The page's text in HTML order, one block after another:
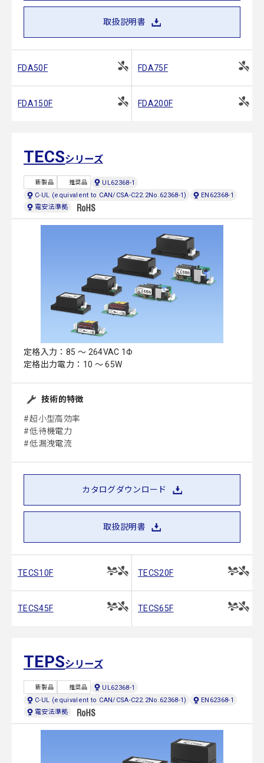
取扱説明書
FDA50F FDA75F
FDA150F FDA200F
TECSシリーズ
新製品 推奨品
UL62368-1
C-UL (equivalent to CAN/CSA-C22.2No.62368-1)
EN62368-1
電安法準拠
定格入力：85 ～ 264VAC 1Φ
定格出力電力：10 ～ 65W
技術的特徴
超小型高効率
低待機電力
低漏洩電流
カタログダウンロード
取扱説明書
TECS10F TECS20F
TECS45F TECS65F
TEPSシリーズ
新製品 推奨品
UL62368-1
C-UL (equivalent to CAN/CSA-C22.2No.62368-1)
EN62368-1
電安法準拠